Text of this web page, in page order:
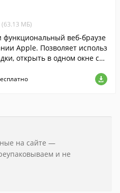
(63.13 МБ)
веб-браузе
Apple. Позволяет использ
открыть в одном окне ср
окна, искать текст на стр
на сайте —
и не